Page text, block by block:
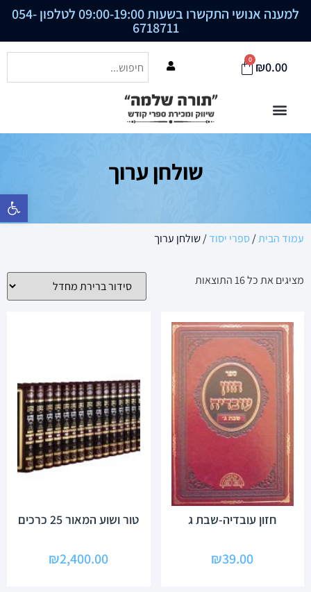
פתח סרגל
למענה אנושי התקשרו בשעות 09:00-19:00 לטלפון 054-
6718711
₪0.00
0
שולחן ערוך
עמוד הבית/ספרי יסוד/ שולחן ערוך
מציגים את כל ⁦16⁩ התוצאות
חזון עובדיה-שבת ג
₪39.00
טור ושוע המאור 25 כרכים
₪2,400.00